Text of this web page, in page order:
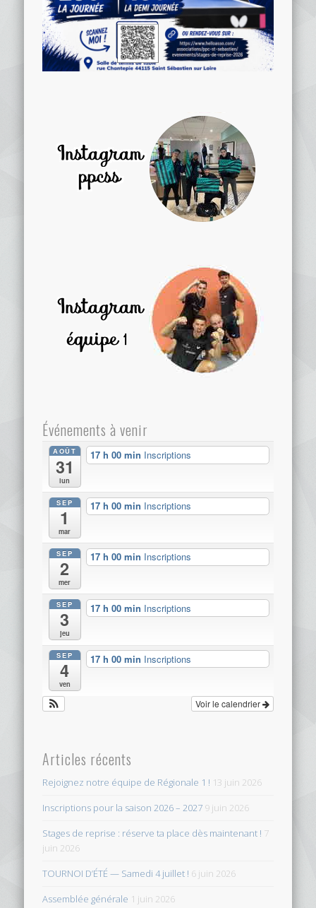
Événements à venir
AOÛT
31
lun
17 h 00 min Inscriptions
SEP
1
mar
17 h 00 min Inscriptions
SEP
2
mer
17 h 00 min Inscriptions
SEP
3
jeu
17 h 00 min Inscriptions
SEP
4
ven
17 h 00 min Inscriptions
Voir le calendrier
Articles récents
Rejoignez notre équipe de Régionale 1 ! 13 juin 2026
Inscriptions pour la saison 2026 – 2027 9 juin 2026
Stages de reprise : réserve ta place dès maintenant ! 7
juin 2026
TOURNOI D’ÉTÉ — Samedi 4 juillet ! 6 juin 2026
Assemblée générale 1 juin 2026